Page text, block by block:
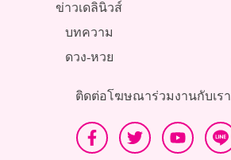
ข่าวเดลินิวส์
บทความ
ดวง-หวย
ติดต่อโฆษณาร่วมงานกับเรา